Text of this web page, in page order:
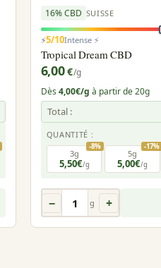
16% CBD SUISSE
⚡5/10Intense ⚡
Tropical Dream CBD
6,00€/g
Dès 4,00€/g à partir de 20g
Total :
QUANTITÉ :
-8%
3g
5,50€/g
-17%
5g
5,00€/g
− g +